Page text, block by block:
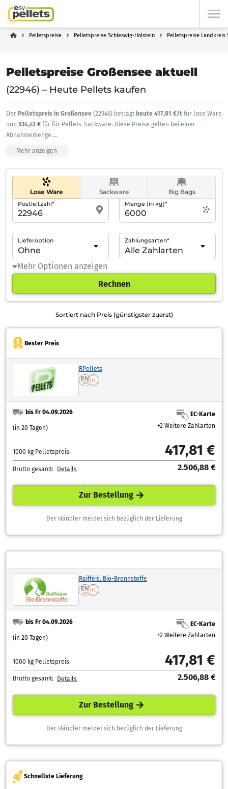
Pelletspreise Pelletspreise Schleswig-Holstein Pelletspreise Landkreis
Pelletspreise Großensee aktuell
(22946) – Heute Pellets kaufen
Der Pelletspreis in Großensee (22946) beträgt heute 417,81 €/t für lose Ware
und 534,41 € für für Pellets-Sackware. Diese Preise gelten bei einer
Abnahmemenge ...
Mehr anzeigen
Lose Ware Sackware Big Bags
Postleitzahl* Menge (in kg)*
Lieferoption Zahlungsarten*
Mehr Optionen anzeigen
Rechnen
Sortiert nach Preis (günstigster zuerst)
Bester Preis
RPellets
bis Fr 04.09.2026
(in 20 Tagen)
EC-Karte
+2 Weitere Zahlarten
1000 kg Pelletspreis: 417,81 €
Brutto gesamt: Details 2.506,88 €
Zur Bestellung
Der Händler meldet sich bezüglich der Lieferung
Raiffeis. Bio-Brennstoffe
bis Fr 04.09.2026
(in 20 Tagen)
EC-Karte
+2 Weitere Zahlarten
1000 kg Pelletspreis: 417,81 €
Brutto gesamt: Details 2.506,88 €
Zur Bestellung
Der Händler meldet sich bezüglich der Lieferung
Schnellste Lieferung